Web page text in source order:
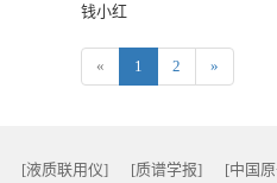
钱小红
« 1 2 »
[液质联用仪] [质谱学报]
[中国